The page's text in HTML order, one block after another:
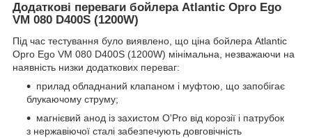
Додаткові переваги бойлера Atlantic Opro Ego
VM 080 D400S (1200W)
Під час тестування було виявлено, що ціна бойлера Atlantic
Opro Ego VM 080 D400S (1200W) мінімальна, незважаючи на
наявність низки додаткових переваг:
прилад обладнаний клапаном і муфтою, що запобігає
блукаючому струму;
магнієвий анод із захистом O'Pro від корозії і патрубок
з нержавіючої сталі забезпечують довговічність